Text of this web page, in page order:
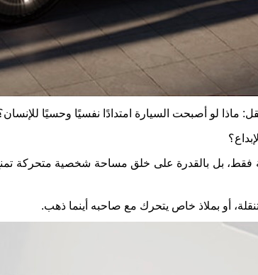
لو أصبحت السيارة امتدادًا نفسيًا وحسيًا
فقط، بل بالقدرة على خلق مساحة شخصية متحركة
أو بملاذ خاص يتحرك مع صاحبه أينما ذهب.